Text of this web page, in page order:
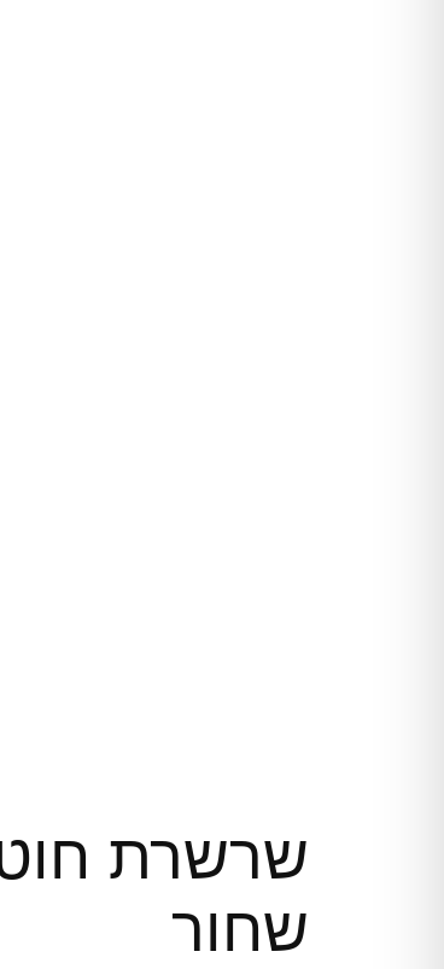
שרשרת
שחור